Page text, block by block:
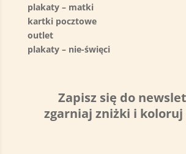
plakaty – matki
kartki pocztowe
outlet
plakaty – nie-święci
Zapisz się do
zgarniaj zniżki i koloruj